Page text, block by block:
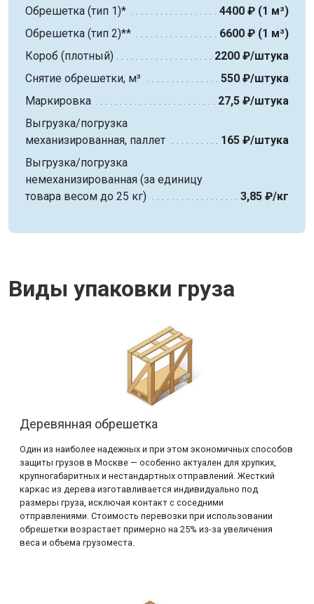
Обрешетка (тип 1)*
4400 ₽ (1 м³)
Обрешетка (тип 2)**
6600 ₽ (1 м³)
Короб (плотный)
2200 ₽/штука
Снятие обрешетки, м³
550 ₽/штука
Маркировка
27,5 ₽/штука
Выгрузка/погрузка
механизированная, паллет
165 ₽/штука
Выгрузка/погрузка
немеханизированная (за единицу
товара весом до 25 кг)
3,85 ₽/кг
Виды упаковки груза
Деревянная обрешетка
Один из наиболее надежных и при этом экономичных способов
защиты грузов в Москве — особенно актуален для хрупких,
крупногабаритных и нестандартных отправлений. Жесткий
каркас из дерева изготавливается индивидуально под
размеры груза, исключая контакт с соседними
отправлениями. Стоимость перевозки при использовании
обрешетки возрастает примерно на 25% из-за увеличения
веса и объема грузоместа.